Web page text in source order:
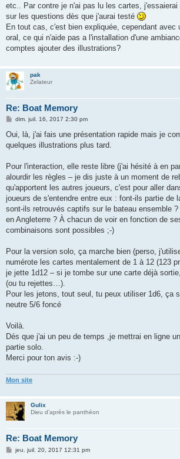
etc.. Par contre je n'ai pas lu les cartes, j'essaierai
sur les questions dès que j'aurai testé
En tout cas, c'est bien expliquée, cependant avec
oral, ce qui n'aide pas a l'installation d'une
comptes ajouter des illustrations?
pak
Zelateur
Re: Boat Memory
M
s
a
dim. juil. 16, 2017 2:30 pm
Oui, là, j'ai fais une présentation rapide mais je
quelques illustrations plus tard.
Pour l'interaction, elle reste libre (j'ai hésité à en
alourdir les règles – je dis juste à un moment de
qu'apportent les autres joueurs, c'est pour aller
joueurs de s'entendre entre eux : font-ils partie de
sont-ils retrouvés captifs sur le bateau ensemble
en Angleterre ? À chacun de voir en fonction de
combinaisons sont possibles ;-)
Pour la version solo, ça marche bien (perso,
numérote les cartes mentalement de 1 à 12 (123
je jette 1d12 – si je tombe sur une carte déjà
(ou tu rejettes…).
Pour les jetons, tout seul, tu peux utiliser 1d6, ça
neutre 5/6 foncé
Voilà.
Dés que j'ai un peu de temps ,je mettrai en ligne
partie solo.
Merci pour ton avis :-)
Mon site
Gulix
Dieu d'après le panthéon
Re: Boat Memory
Mjeu. juil. 20, 2017 12:31 pm